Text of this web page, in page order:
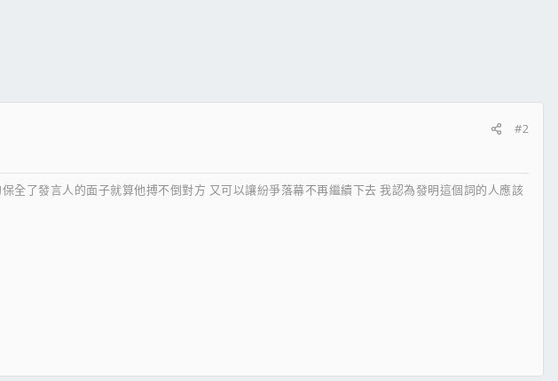
#2
了發言人的面子就算他搏不倒對方 又可以讓紛爭落幕不再繼續下去 我認為發明這個詞的人應該